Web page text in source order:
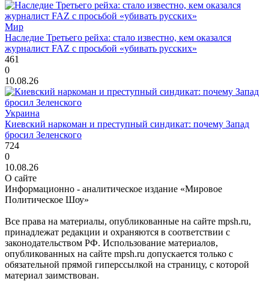
Мир
Наследие Третьего рейха: стало известно, кем оказался
журналист FAZ с просьбой «убивать русских»
461
0
10.08.26
Украина
Киевский наркоман и преступный синдикат: почему Запад
бросил Зеленского
724
0
10.08.26
О сайте
Информационно - аналитическое издание «Мировое
Политическое Шоу»
Все права на материалы, опубликованные на сайте mpsh.ru,
принадлежат редакции и охраняются в соответствии с
законодательством РФ. Использование материалов,
опубликованных на сайте mpsh.ru допускается только с
обязательной прямой гиперссылкой на страницу, с которой
материал заимствован.